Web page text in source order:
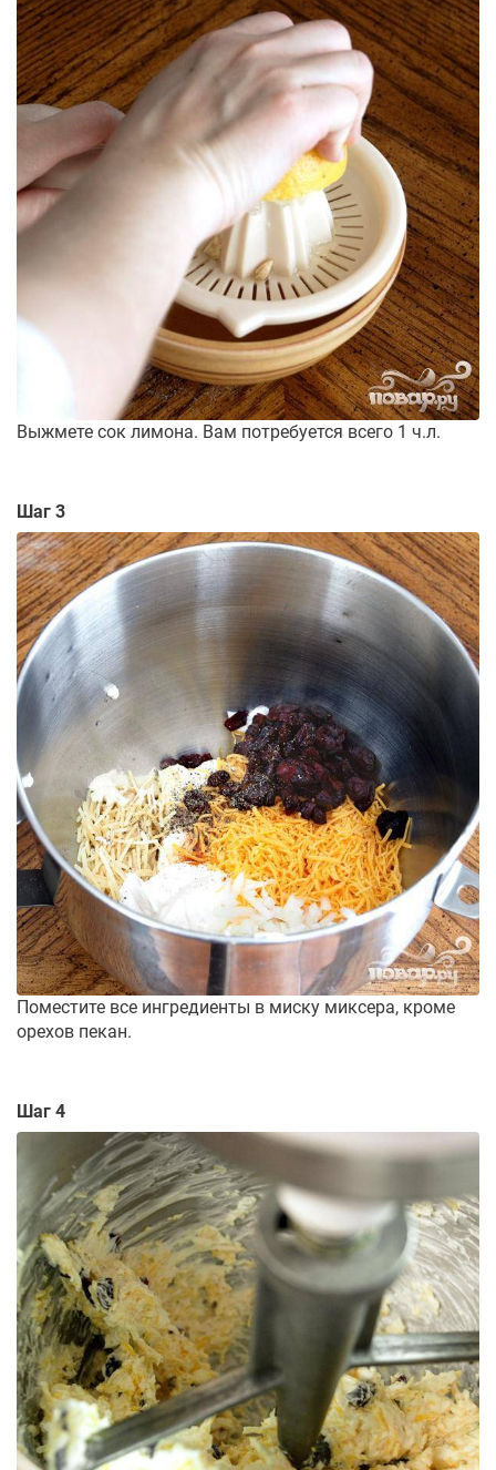
Выжмете сок лимона. Вам потребуется всего 1 ч.л.
Шаг 3
Поместите все ингредиенты в миску миксера, кроме
орехов пекан.
Шаг 4